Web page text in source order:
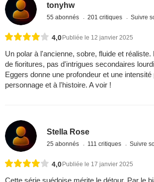
tonyhw
55 abonnés 201 critiques Suivre
4,0 Publiée le 12 janvier 2025
Un polar à l'ancienne, sobre, fluide et
de fioritures, pas d'intrigues secondaires
Eggers donne une profondeur et une
personnage et à l'histoire. A voir !
Stella Rose
25 abonnés 111 critiques Suivre
4,0 Publiée le 17 janvier 2025